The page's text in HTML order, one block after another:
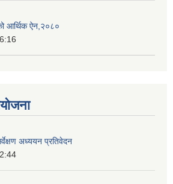
आर्थिक ऐन,२०८०
अध्ययन प्रतिवेदन